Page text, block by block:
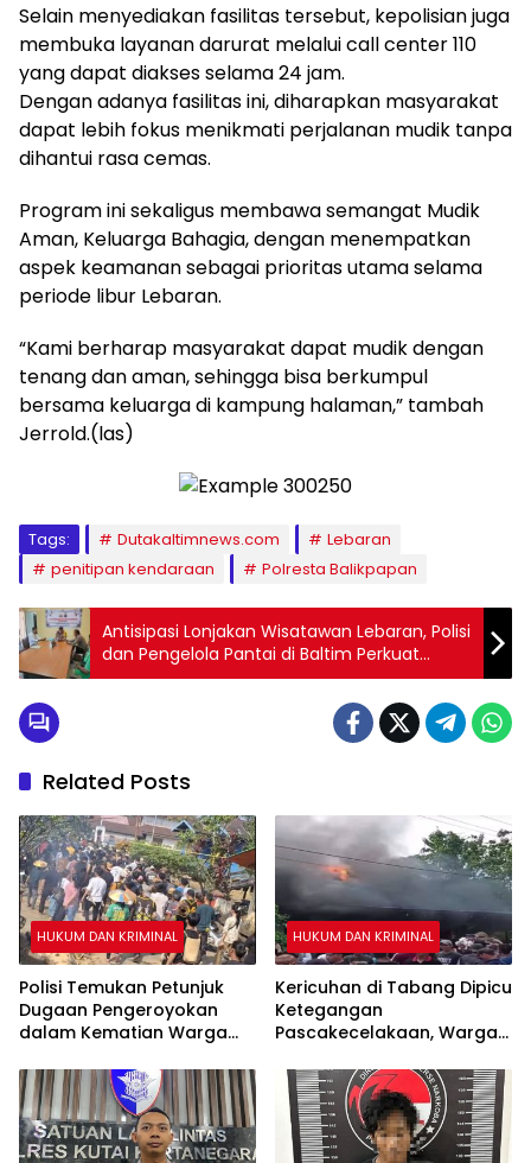
Selain menyediakan fasilitas tersebut, kepolisian juga
membuka layanan darurat melalui call center 110
yang dapat diakses selama 24 jam.
Dengan adanya fasilitas ini, diharapkan masyarakat
dapat lebih fokus menikmati perjalanan mudik tanpa
dihantui rasa cemas.
Program ini sekaligus membawa semangat Mudik
Aman, Keluarga Bahagia, dengan menempatkan
aspek keamanan sebagai prioritas utama selama
periode libur Lebaran.
“Kami berharap masyarakat dapat mudik dengan
tenang dan aman, sehingga bisa berkumpul
bersama keluarga di kampung halaman,” tambah
Jerrold.(las)
Tags: Dutakaltimnews.com
Lebaran
penitipan kendaraan
Polresta Balikpapan
Antisipasi Lonjakan Wisatawan Lebaran, Polisi
dan Pengelola Pantai di Baltim Perkuat
Pengamanan
Related Posts
HUKUM DAN KRIMINAL
Polisi Temukan Petunjuk
Dugaan Pengeroyokan
dalam Kematian Warga
HUKUM DAN KRIMINAL
Kericuhan di Tabang Dipicu
Ketegangan
Pascakecelakaan, Warga